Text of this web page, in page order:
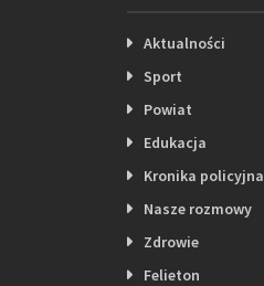
Aktualności
Sport
Powiat
Edukacja
Kronika policyjna
Nasze rozmowy
Zdrowie
Felieton